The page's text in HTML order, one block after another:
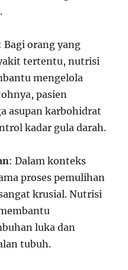
Bagi orang yang
tertentu, nutrisi
mengelola
pasien
asupan karbohidrat
kadar gula darah.
: Dalam konteks
proses pemulihan
krusial. Nutrisi
luka dan
tubuh.